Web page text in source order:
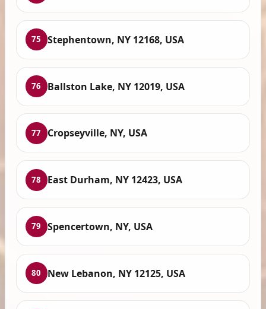
75 Stephentown, NY 12168, USA
76 Ballston Lake, NY 12019, USA
77 Cropseyville, NY, USA
78 East Durham, NY 12423, USA
79 Spencertown, NY, USA
80 New Lebanon, NY 12125, USA